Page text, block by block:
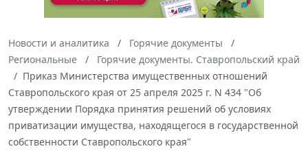
Новости и аналитика
Горячие документы
Региональные
Горячие документы. Ставропольский край
Приказ Министерства имущественных отношений
Ставропольского края от 25 апреля 2025 г. N 434 "Об
утверждении Порядка принятия решений об условиях
приватизации имущества, находящегося в государственной
собственности Ставропольского края"